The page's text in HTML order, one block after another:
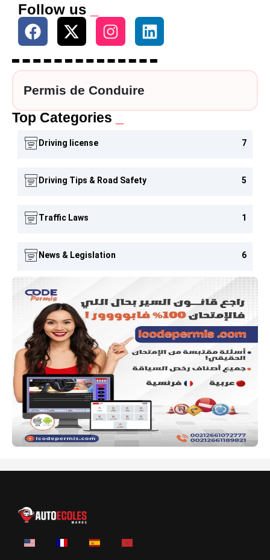
Follow us
Permis de Conduire
Top Categories
Driving license 7
Driving Tips & Road Safety 5
Traffic Laws 1
News & Legislation 6